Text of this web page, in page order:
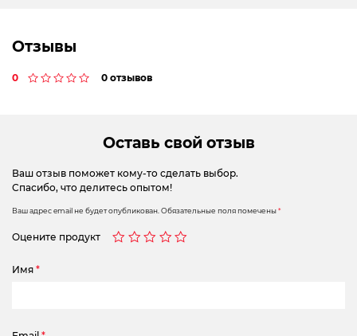
Отзывы
0 0 отзывов
Оставь свой отзыв
Ваш отзыв поможет кому-то сделать выбор.
Спасибо, что делитесь опытом!
Ваш адрес email не будет опубликован.Обязательные поля помечены*
Оцените продукт
Имя *